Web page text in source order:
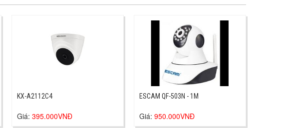
KX-A2112C4
Giá: 395.000VNĐ
ESCAM QF-503N - 1M
Giá: 950.000VNĐ